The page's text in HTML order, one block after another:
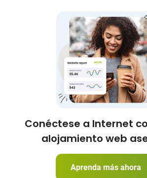
Conéctese a Internet
alojamiento web
Aprenda más ahora